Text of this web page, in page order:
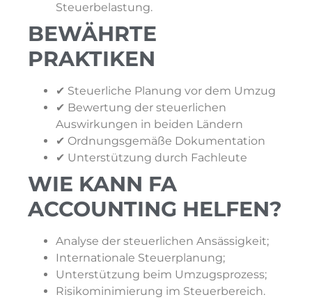
Steuerbelastung.
BEWÄHRTE
PRAKTIKEN
✔ Steuerliche Planung vor dem Umzug
✔ Bewertung der steuerlichen
Auswirkungen in beiden Ländern
✔ Ordnungsgemäße Dokumentation
✔ Unterstützung durch Fachleute
WIE KANN FA
ACCOUNTING HELFEN?
Analyse der steuerlichen Ansässigkeit;
Internationale Steuerplanung;
Unterstützung beim Umzugsprozess;
Risikominimierung im Steuerbereich.